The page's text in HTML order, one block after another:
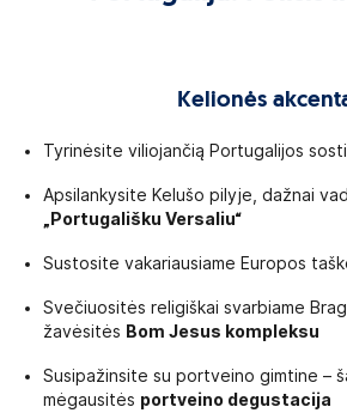
Kelionės
Tyrinėsite viliojančią Portugalijos
Apsilankysite Kelušo pilyje, dažnai
„Portugališku Versaliu“
Sustosite vakariausiame Europos
Svečiuositės religiškai svarbiame
žavėsitės Bom Jesus kompleksu
Susipažinsite su portveino gimtine –
mėgausitės portveino degustacija